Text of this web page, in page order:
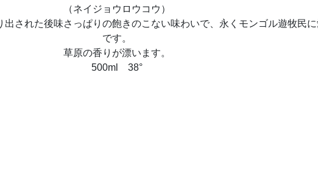
（ネイジョウロウコウ）
された後味さっぱりの飽きのこない味わいで、永くモンゴル遊牧民
です。
草原の香りが漂います。
500ml 38°